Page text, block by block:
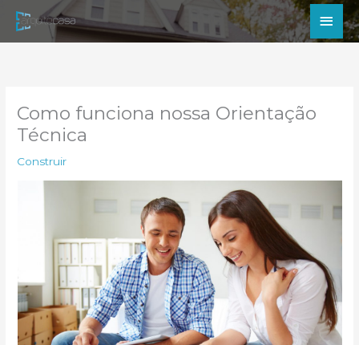
para
Como funciona nossa Orientação
Técnica
Construir